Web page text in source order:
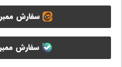
سفارش ممبر
سفارش ممبر